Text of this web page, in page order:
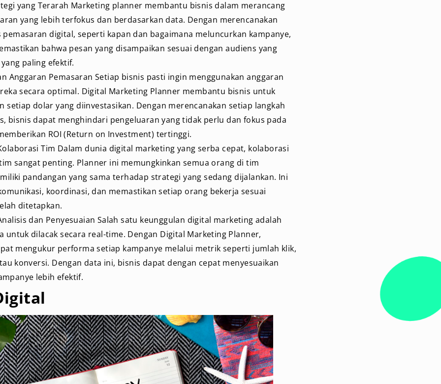
yang Terarah Marketing planner membantu bisnis dalam merancang
yang lebih terfokus dan berdasarkan data. Dengan merencanakan
pemasaran digital, seperti kapan dan bagaimana meluncurkan kampanye,
bahwa pesan yang disampaikan sesuai dengan audiens yang
paling efektif.
Anggaran Pemasaran Setiap bisnis pasti ingin menggunakan anggaran
secara optimal. Digital Marketing Planner membantu bisnis untuk
setiap dolar yang diinvestasikan. Dengan merencanakan setiap langkah
bisnis dapat menghindari pengeluaran yang tidak perlu dan fokus pada
ROI (Return on Investment) tertinggi.
Tim Dalam dunia digital marketing yang serba cepat, kolaborasi
sangat penting. Planner ini memungkinkan semua orang di tim
pandangan yang sama terhadap strategi yang sedang dijalankan. Ini
koordinasi, dan memastikan setiap orang bekerja sesuai
ditetapkan.
dan Penyesuaian Salah satu keunggulan digital marketing adalah
untuk dilacak secara real-time. Dengan Digital Marketing Planner,
mengukur performa setiap kampanye melalui metrik seperti jumlah klik,
konversi. Dengan data ini, bisnis dapat dengan cepat menyesuaikan
lebih efektif.